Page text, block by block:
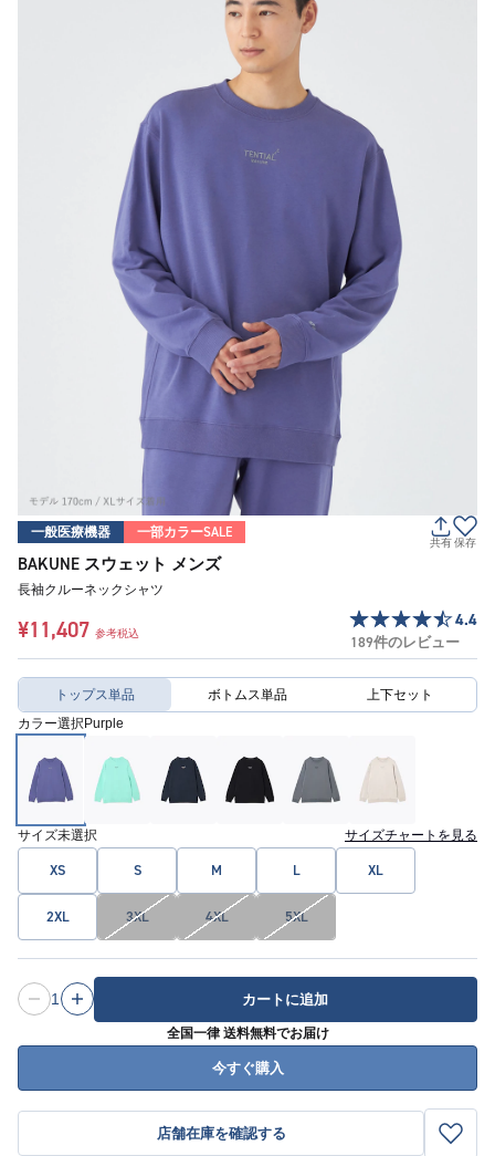
一般医療機器 一部カラーSALE
共有保存
BAKUNE スウェット メンズ
長袖クルーネックシャツ
¥11,407 参考税込
4.4
189件のレビュー
トップス単品 ボトムス単品 上下セット
カラー選択Purple
サイズ未選択 サイズチャートを見る
XS S M L XL
2XL 3XL 4XL 5XL
1 カートに追加
全国一律 送料無料でお届け
今すぐ購入
店舗在庫を確認する